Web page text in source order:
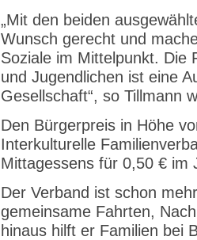
„Mit den beiden
Wunsch gerecht und
Soziale im Mittelpunkt. Die
und Jugendlichen ist eine
Gesellschaft“, so Tillmann
Den Bürgerpreis in Höhe
Interkulturelle
Mittagessens für 0,50 € im
Der Verband ist schon
gemeinsame Fahrten,
hinaus hilft er Familien bei